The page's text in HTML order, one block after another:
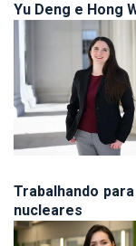
Yu Deng e Hong
Trabalhando
nucleares